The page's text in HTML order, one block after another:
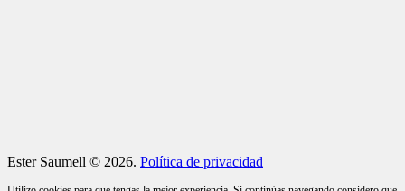
Ester Saumell © 2026. Política de privacidad